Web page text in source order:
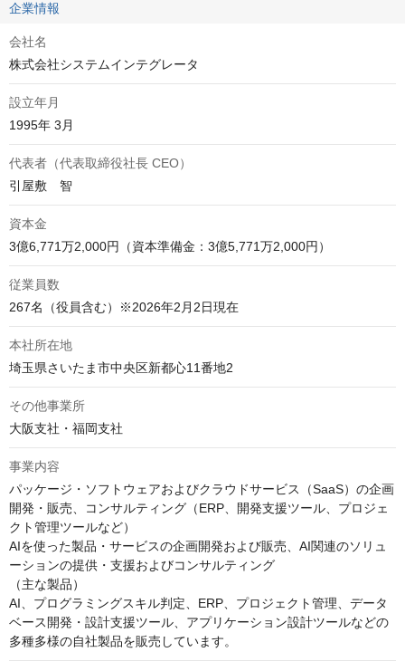
企業情報
会社名
株式会社システムインテグレータ
設立年月
1995年 3月
代表者（代表取締役社長 CEO）
引屋敷　智
資本金
3億6,771万2,000円（資本準備金：3億5,771万2,000円）
従業員数
267名（役員含む）※2026年2月2日現在
本社所在地
埼玉県さいたま市中央区新都心11番地2
その他事業所
大阪支社・福岡支社
事業内容
パッケージ・ソフトウェアおよびクラウドサービス（SaaS）の企画
開発・販売、コンサルティング（ERP、開発支援ツール、プロジェ
クト管理ツールなど）
AIを使った製品・サービスの企画開発および販売、AI関連のソリュ
ーションの提供・支援およびコンサルティング
（主な製品）
AI、プログラミングスキル判定、ERP、プロジェクト管理、データ
ベース開発・設計支援ツール、アプリケーション設計ツールなどの